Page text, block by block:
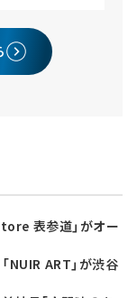
表参道」がオー
NUIR ART」が渋谷